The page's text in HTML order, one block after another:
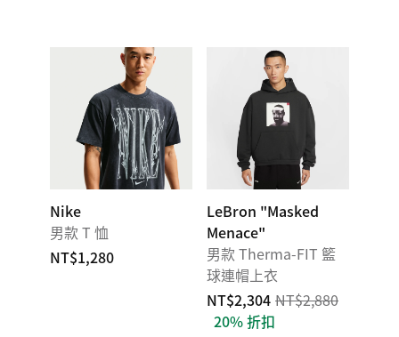
Nike
男款 T 恤
NT$1,280
LeBron "Masked
Menace"
男款 Therma-FIT 籃
球連帽上衣
NT$2,304 NT$2,880
20% 折扣